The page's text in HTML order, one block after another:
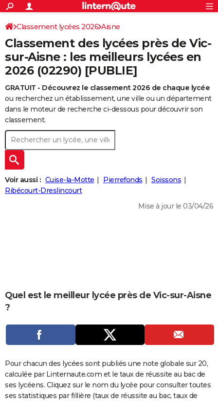
ACTUALITÉS
Politique
Société
Faits Divers
Education
Monde
Villes
+
SPORT
Coupe du monde 2026
Football
Tennis
Cyclisme
Rugby
Forum
Programme TV
TNT
Streaming
Cinéma
Sorties cinéma
Musique
+
FINANCE
Retraite
Impôts
Epargne
Immobilier
Risques naturels par ville
Banque
Assurance
Crédit
AUTO
Essais
Réserver un essai
Citadines
Berlines
SUV
Forum auto
+
HIGH-TECH
BRICOLAGE
Forum
Aménagement intérieur
Extérieur
Cuisine
Salle de bains
Jardinage
Rangement
+WEEK-END
Guides de France
Escapades
Patrimoine
Expositions
Musées
Week-end nature
+
LIFESTYLE
Art de vivre
Bien-être
Loisirs
Mode
Modes de vie
+SANTE
Carte de Noël
Carte Bonne année
Carte Saint-Valentin
Carte Pâques
Carte d'anniversaire
DICTIONNAIRE
Dictionnaire
Biographies
Citations
Expressions
Proverbes
PROGRAMME TV
S'inscrire
Se connecter
Lycées
Collèges
Primaires
Universités
Entreprises
Service militaire
Avis de recherche
AVIS DE DÉCÈS
FORUM
S'inscrire
Connexion
Classement lycées 2026 Aisne
Classement des lycées près de Vic-
sur-Aisne : les meilleurs lycées en
2026 (02290) [PUBLIE]
GRATUIT - Découvrez le classement 2026 de chaque lycée
ou recherchez un établissement, une ville ou un département
dans le moteur de recherche ci-dessous pour découvrir son
classement.
Voir aussi : Cuise-la-Motte Pierrefonds
Soissons
Ribécourt-Dreslincourt
Mise à jour le 03/04/26
Quel est le meilleur lycée près de Vic-sur-Aisne
?
Pour chacun des lycées sont publiés une note globale sur 20,
calculée par Linternaute.com et le taux de réussite au bac de
ses lycéens. Cliquez sur le nom du lycée pour consulter toutes
ses statistiques par fillière (taux de réussite au bac, taux de